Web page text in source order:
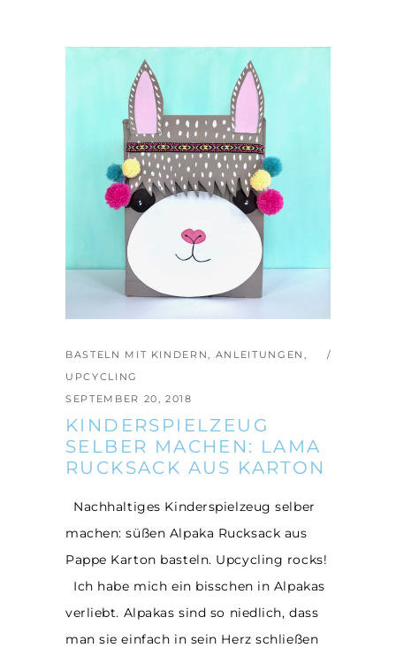
BASTELN MIT KINDERN, ANLEITUNGEN ,
UPCYCLING
SEPTEMBER 20, 2018
KINDERSPIELZEUG
SELBER MACHEN: LAMA
RUCKSACK AUS KARTON
Nachhaltiges Kinderspielzeug selber
machen: süßen Alpaka Rucksack aus
Pappe Karton basteln. Upcycling rocks!
Ich habe mich ein bisschen in Alpakas
verliebt. Alpakas sind so niedlich, dass
man sie einfach in sein Herz schließen